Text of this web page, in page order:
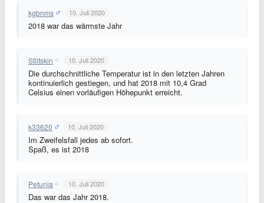
kgbnms 10. Juli 2020
2018 war das wärmste Jahr
Stiltskin 10. Juli 2020
Die durchschnittliche Temperatur ist in den letzten Jahren
kontinuierlich gestiegen, und hat 2018 mit 10,4 Grad
Celsius einen vorläufigen Höhepunkt erreicht.
k33620 10. Juli 2020
Im Zweifelsfall jedes ab sofort.
Spaß, es ist 2018
Petunia 10. Juli 2020
Das war das Jahr 2018.